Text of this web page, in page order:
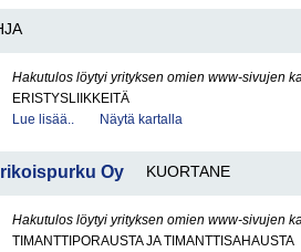
Hakutulos löytyi yrityksen omien www-sivujen
ERISTYSLIIKKEITÄ
Lue lisää..
Näytä kartalla
Oy KUORTANE
Hakutulos löytyi yrityksen omien www-sivujen
TIMANTTIPORAUSTA JA TIMANTTISAHAUSTA